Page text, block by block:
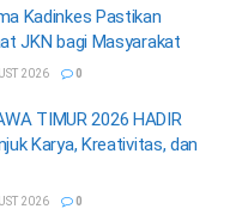
Kadinkes Pastikan
JKN bagi Masyarakat
2026 0
TIMUR 2026 HADIR
Karya, Kreativitas, dan
2026 0